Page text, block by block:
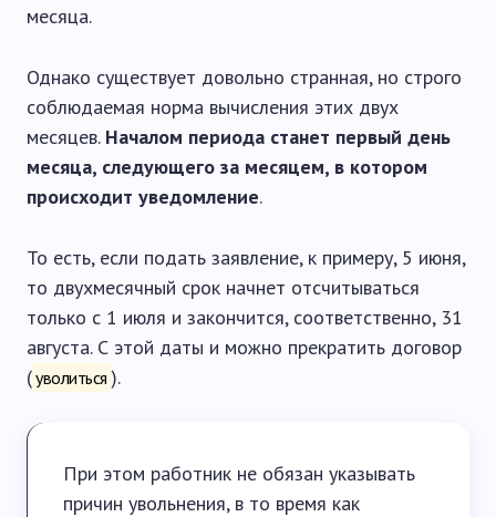
месяца.
Однако существует довольно странная, но строго
соблюдаемая норма вычисления этих двух
месяцев. Началом периода станет первый день
месяца, следующего за месяцем, в котором
происходит уведомление.
То есть, если подать заявление, к примеру, 5 июня,
то двухмесячный срок начнет отсчитываться
только с 1 июля и закончится, соответственно, 31
августа. С этой даты и можно прекратить договор
(уволиться ).
При этом работник не обязан указывать
причин увольнения, в то время как